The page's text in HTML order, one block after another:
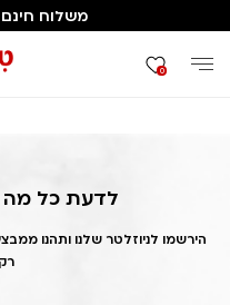
משלוח חינם
0
דף הבית 1738563519
לדעת כל מה
הירשמו לניוזלטר שלנו ותהנו